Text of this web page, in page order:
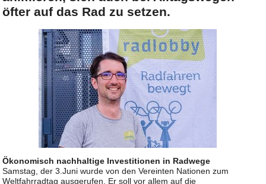
öfter auf das Rad zu setzen.
Ökonomisch nachhaltige Investitionen in Radwege
Samstag, der 3.Juni wurde von den Vereinten Nationen zum
Weltfahrradtag ausgerufen. Er soll vor allem auf die